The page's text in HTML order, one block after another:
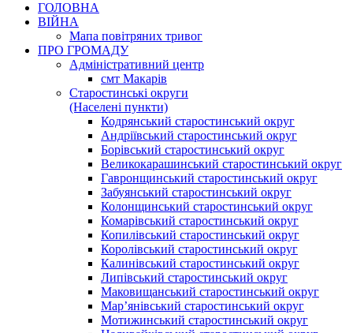
ГОЛОВНА
ВІЙНА
Мапа повітряних тривог
ПРО ГРОМАДУ
Aдміністративний центр
смт Макарів
Старостинські округи
(Населені пункти)
Кодрянський старостинський округ
Андріївський старостинський округ
Борівський старостинський округ
Великокарашинський старостинський округ
Гавронщинський старостинський округ
Забуянський старостинський округ
Колонщинський старостинський округ
Комарівський старостинський округ
Копилівський старостинський округ
Королівський старостинський округ
Калинівський старостинський округ
Липівський старостинський округ
Маковищанський старостинський округ
Мар’янівський старостинський округ
Мотижинський старостинський округ